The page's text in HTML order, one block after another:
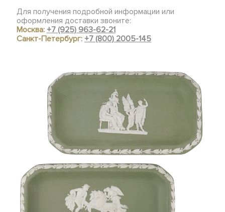
Для получения подробной информации или
оформления доставки звоните:
Москва:+7 (925) 963-62-21
Санкт-Петербург:+7 (800) 2005-145